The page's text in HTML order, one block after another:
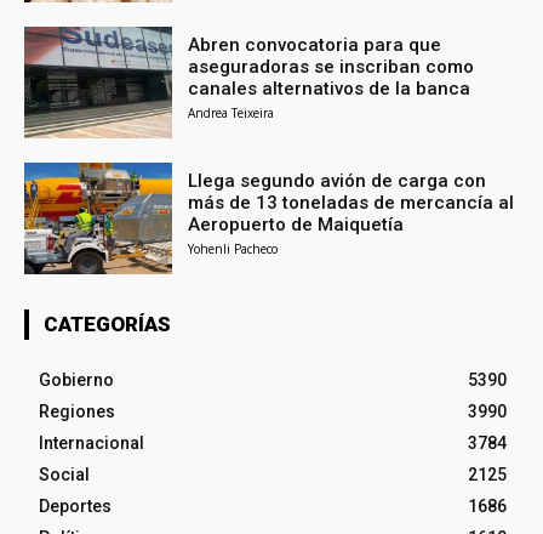
Abren convocatoria para que
aseguradoras se inscriban como
canales alternativos de la banca
Andrea Teixeira
Llega segundo avión de carga con
más de 13 toneladas de mercancía al
Aeropuerto de Maiquetía
Yohenli Pacheco
CATEGORÍAS
Gobierno
5390
Regiones
3990
Internacional
3784
Social
2125
Deportes
1686